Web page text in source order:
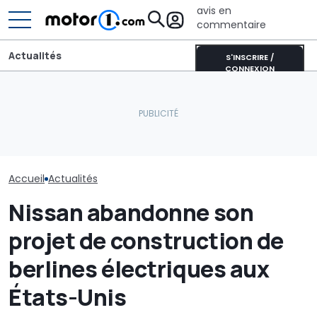
avis en
commentaire
S'INSCRIRE /
CONNEXION
Actualités
Accueil Actualités
Nissan abandonne son
projet de construction de
berlines électriques aux
États-Unis